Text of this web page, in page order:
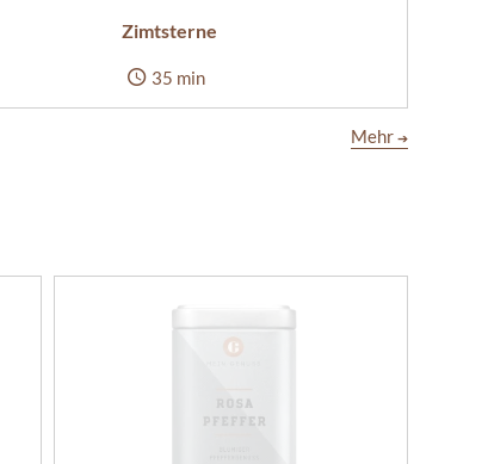
Zimtsterne
35 min
Mehr ➔